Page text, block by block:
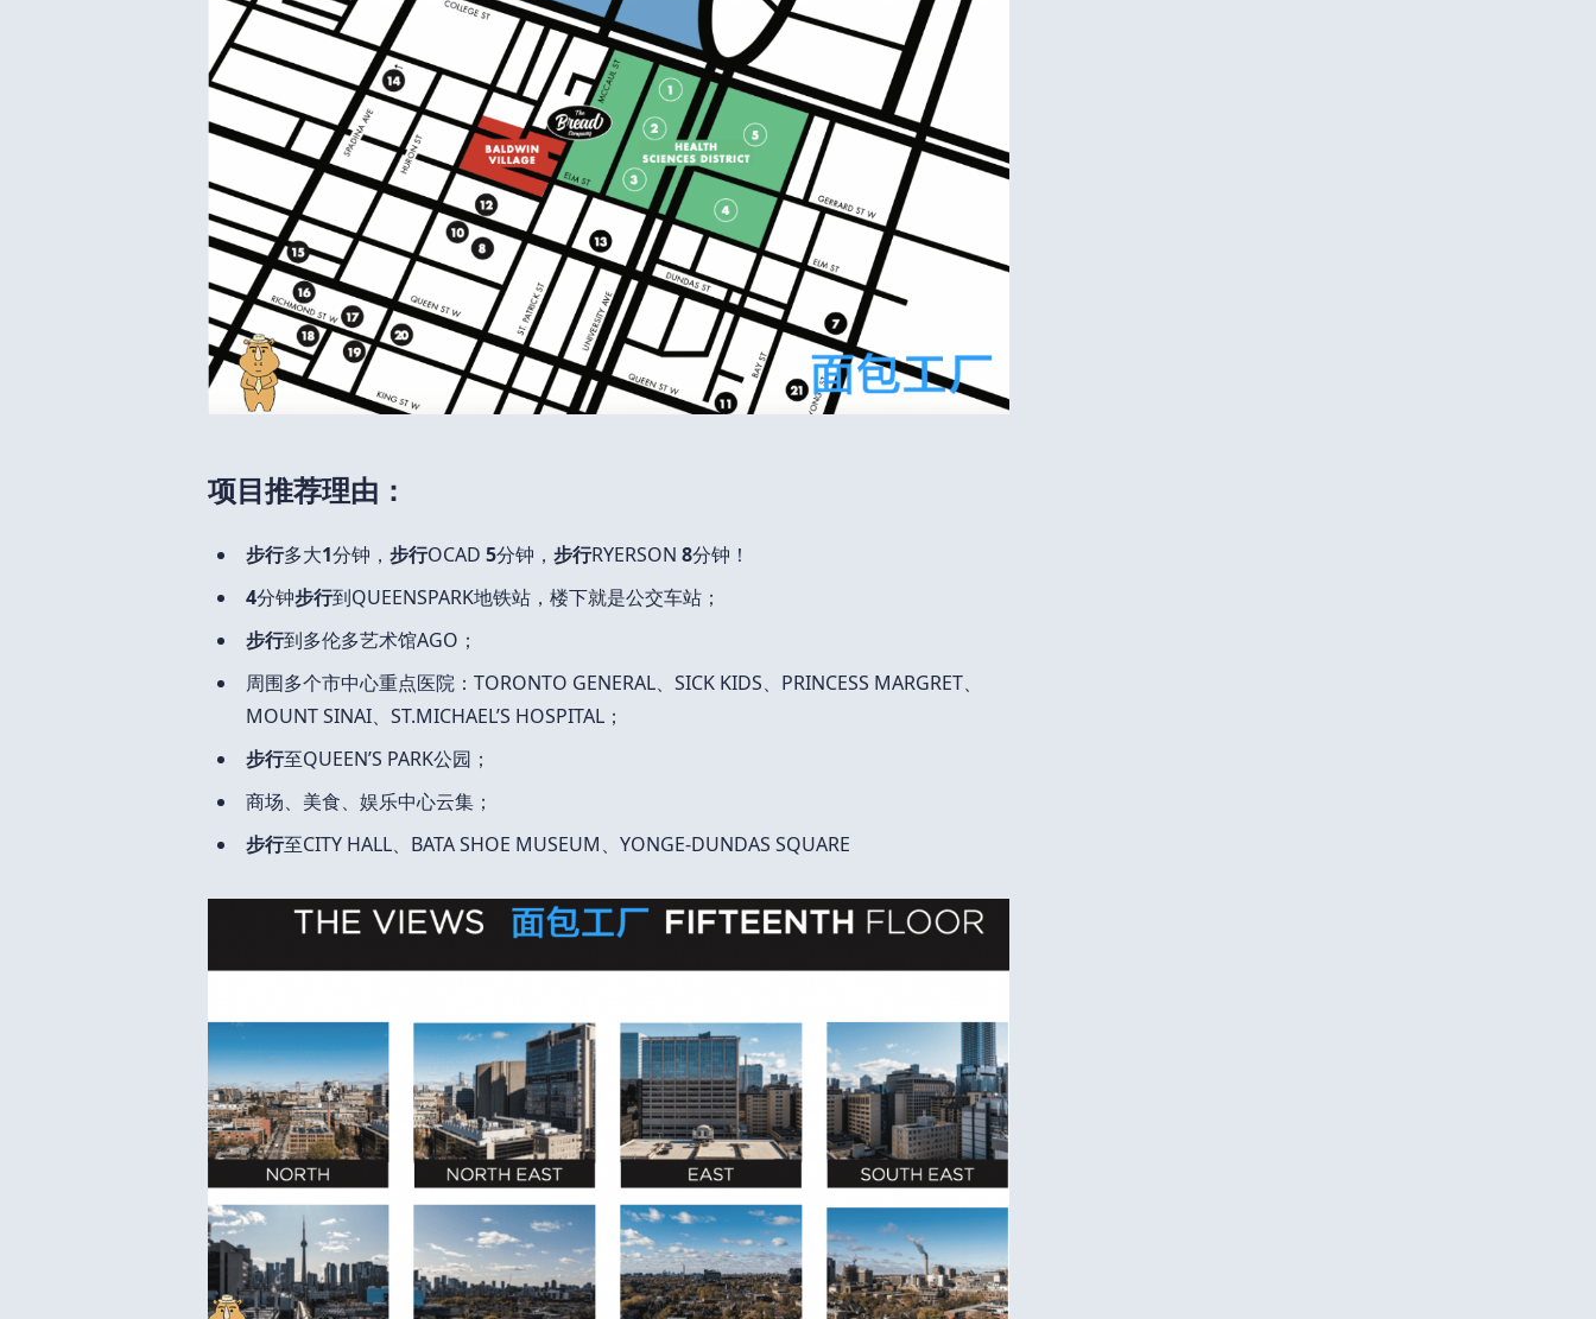
项目推荐理由：
步行多大1分钟，步行OCAD5分钟，步行RYERSON8分钟！
4分钟步行到QUEENSPARK地铁站，楼下就是公交车站；
步行到多伦多艺术馆AGO；
周围多个市中心重点医院：TORONTO GENERAL、SICK KIDS、PRINCESS MARGRET、
MOUNT SINAI、ST.MICHAEL’S HOSPITAL；
步行至QUEEN’S PARK公园；
商场、美食、娱乐中心云集；
步行至CITY HALL、BATA SHOE MUSEUM、YONGE-DUNDAS SQUARE